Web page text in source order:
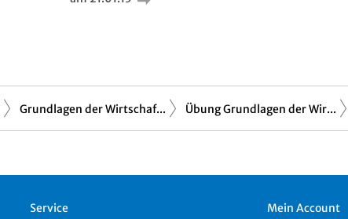
Grundlagen der Wirtschaf... Übung Grundlagen der Wir...
Service Mein Account